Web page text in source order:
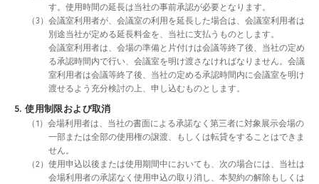
す。使用時間の延長は当社の事前承認が必要となります。
（3）会議室利用者が、会議室の利用を延長した場合は、会議室利用者は
別途当社が定める延長料金を、当社に支払うものとします。
会議室利用者は、会場の準備と片付けは会議等終了後、当社の定め
る承認時間内で行い、会議室を明け渡さなければなりません。会議
室利用者は会議等終了後、当社の定める承認時間内に会議室を明け
渡せるよう充分検討の上、申し込むものとします。
5. 使用制限および取消
（1）会場利用者は、当社の書面による承諾なく第三者に対象展示会場の
一部または全部の使用権の譲渡、もしくは転貸をすることはできま
せん。
（2）使用申込以後または使用期間中においても、次の場合には、当社は
会場利用者の承諾なく使用申込の取り消し、本契約の解除もしくは